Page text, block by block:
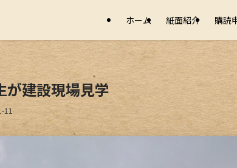
ホーム 紙面紹介 購読
建設現場見学
11